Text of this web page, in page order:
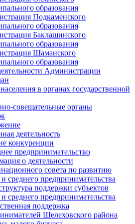
образования
Подкаменского
образования
Баклашинского
образования
Шаманского
образования
Администрации
в органах государственной
совещательные органы
деятельность
конкуренции
предпринимательство
о деятельности
совета по развитию
среднего предпринимательства
поддержки субъектов
среднего предпринимательства
поддержка
Шелеховского района